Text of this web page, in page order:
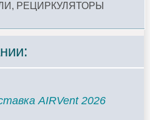
РЕЦИРКУЛЯТОРЫ
AIRVent 2026